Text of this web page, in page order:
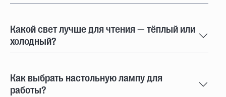
Какой свет лучше для чтения — тёплый или
холодный?
Как выбрать настольную лампу для
работы?